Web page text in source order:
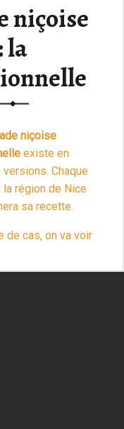
niçoise
: la
niçoise
existe en
Chaque
région de Nice
sa recette.
de cas, on va voir
une exception car